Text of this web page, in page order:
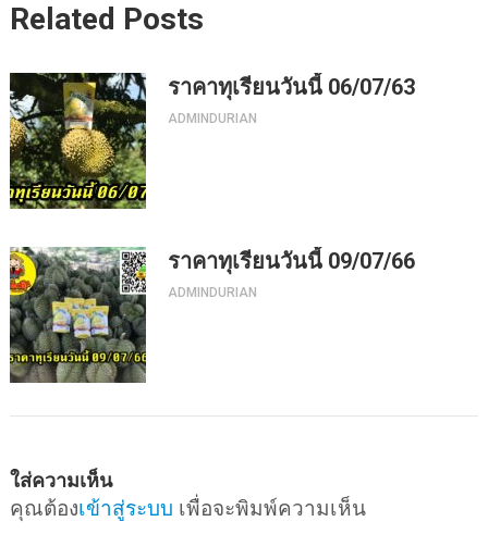
Related Posts
ราคาทุเรียนวันนี้ 06/07/63
ADMINDURIAN
ราคาทุเรียนวันนี้ 09/07/66
ADMINDURIAN
ใส่ความเห็น
คุณต้องเข้าสู่ระบบ เพื่อจะพิมพ์ความเห็น